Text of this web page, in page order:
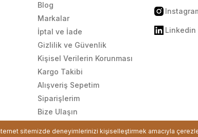
sitemizde deneyimlerinizi kişiselleştirmek amacıyla
Blog
Markalar
İptal ve İade
Gizlilik ve Güvenlik
Kişisel Verilerin Korunması
Kargo Takibi
Alışveriş Sepetim
Siparişlerim
Bize Ulaşın
Linkedin
256bit SSL sertifikası ile korunmaktadır.